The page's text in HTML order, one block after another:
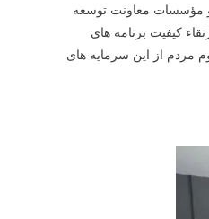
و مؤسسات معاونت توسعه
کیفیت برنامه های
مردم از این سرمایه های